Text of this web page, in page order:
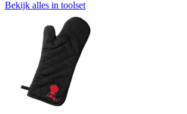
Bekijk alles in toolset